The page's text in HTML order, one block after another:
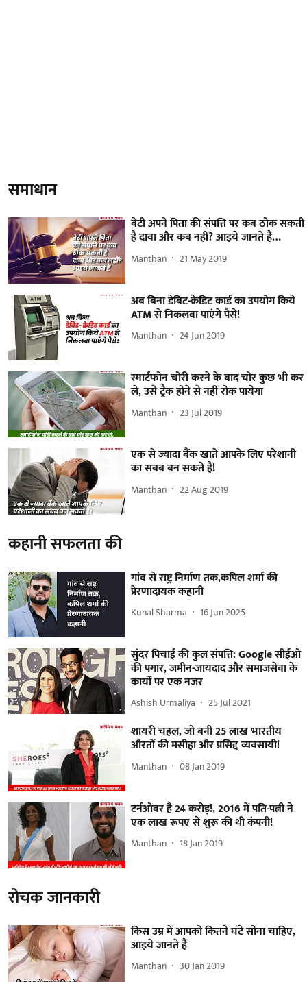
समाधान
बेटी अपने पिता की संपत्ति पर कब ठोक सकती
है दावा और कब नहीं? आइये जानते हैं…
Manthan 21 May 2019
अब बिना डेबिट-क्रेडिट कार्ड का उपयोग किये
ATM से निकलवा पाएंगे पैसे!
Manthan 24 Jun 2019
स्मार्टफोन चोरी करने के बाद चोर कुछ भी कर
ले, उसे ट्रैक होने से नहीं रोक पायेगा
Manthan 23 Jul 2019
एक से ज्यादा बैंक खाते आपके लिए परेशानी
का सबब बन सकते हैं!
Manthan 22 Aug 2019
कहानी सफलता की
गांव से राष्ट्र निर्माण तक,कपिल शर्मा की
प्रेरणादायक कहानी
Kunal Sharma 16 Jun 2025
सुंदर पिचाई की कुल संपत्ति: Google सीईओ
की पगार, जमीन-जायदाद और समाजसेवा के
कार्यों पर एक नजर
Ashish Urmaliya 25 Jul 2021
शायरी चहल, जो बनी 25 लाख भारतीय
औरतों की मसीहा और प्रसिद्द व्यवसायी!
Manthan 08 Jan 2019
टर्नओवर है 24 करोड़!, 2016 में पति-पत्नी ने
एक लाख रूपए से शुरू की थी कंपनी!
Manthan 18 Jan 2019
रोचक जानकारी
किस उम्र में आपको कितने घंटे सोना चाहिए,
आइये जानते हैं
Manthan 30 Jan 2019